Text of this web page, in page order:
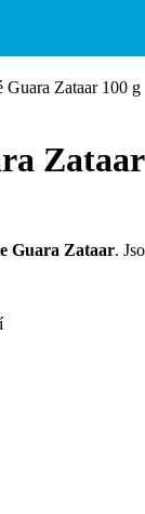
Guara Zataar 100 g
Guara Zataar.